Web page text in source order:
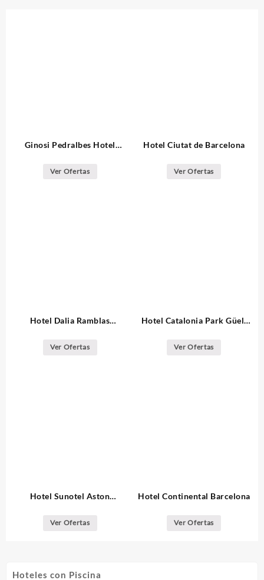
Ginosi Pedralbes Hotel
Ver Ofertas
Hotel Ciutat de Barcelona
Ver Ofertas
Hotel Dalia Ramblas
Ver Ofertas
Hotel Catalonia Park Güell
Ver Ofertas
Hotel Sunotel Aston
Ver Ofertas
Hotel Continental Barcelona
Ver Ofertas
Hoteles con Piscina